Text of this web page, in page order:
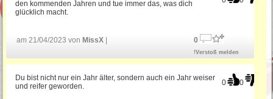
den kommenden Jahren und tue immer das, was dich
glücklich macht.
am 21/04/2023 von MissX 0
!Verstoß melden
0 0
Du bist nicht nur ein Jahr älter, sondern auch ein Jahr weiser
und reifer geworden.